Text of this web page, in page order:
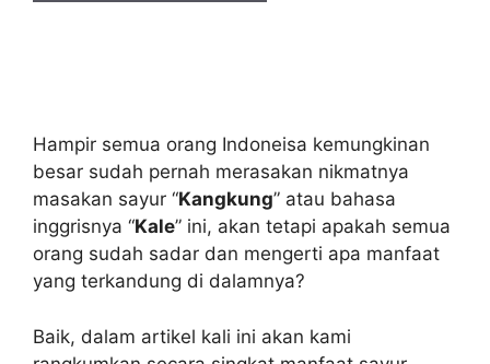
Hampir semua orang Indoneisa kemungkinan
besar sudah pernah merasakan nikmatnya
masakan sayur “Kangkung” atau bahasa
inggrisnya “Kale” ini, akan tetapi apakah semua
orang sudah sadar dan mengerti apa manfaat
yang terkandung di dalamnya?
Baik, dalam artikel kali ini akan kami